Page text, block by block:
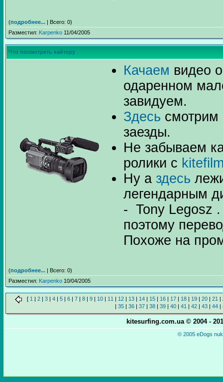
(подробнее... | Всего: 0)
Разместил: Karpenko 11/04/2005
Что посмотреть кайтеру
Качаем видео
одаренном
завидуем.
Здесь смотрим
заезды.
Не забываем
ролики с
Ну а здесь
легендарным
- Tony Legosz .
поэтому
Похоже на
(подробнее... | Всего: 0)
Разместил: Karpenko 10/04/2005
[ 1| 2| 3| 4| 5| 6| 7| 8| 9| 10| 11| 12| 13| 14| 15| 16| 17| 18| 19| 20| 21|
35 36 37 38 39 40 41 42 43 44
kitesurfing.com.ua © 2004 -
© 2005 eDogs